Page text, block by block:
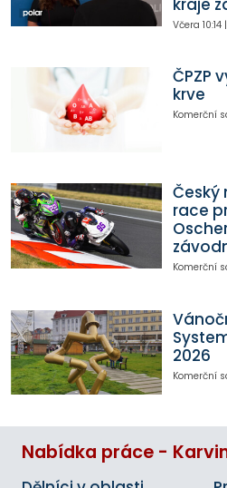
kraje
Včera 10:14|
ČPZP
krve
Komerční
Český
race
Komerční
2026
Komerční
Nabídka práce -